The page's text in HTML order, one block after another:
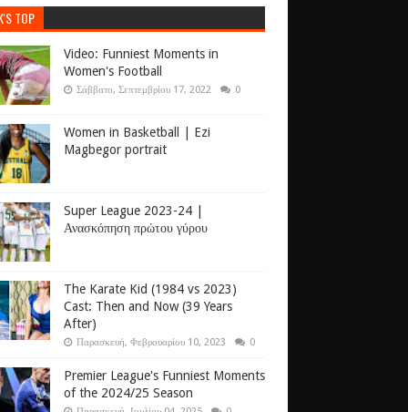
TOP
Video: Funniest Moments in
Women's Football
Σάββατο, Σεπτεμβρίου 17, 2022 0
Women in Basketball | Ezi
Magbegor portrait
Super League 2023-24 |
Ανασκόπηση πρώτου γύρου
The Karate Kid (1984 vs 2023)
Cast: Then and Now (39 Years
After)
Παρασκευή, Φεβρουαρίου 10, 2023 0
Premier League's Funniest Moments
of the 2024/25 Season